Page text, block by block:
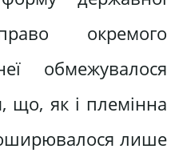
окремого
обмежувалося
що, як і племінна
лише